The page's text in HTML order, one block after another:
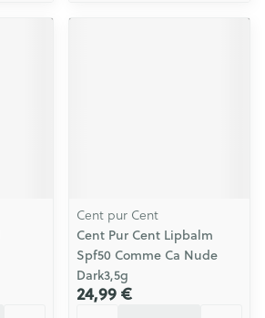
Cent pur Cent
Cent Pur Cent Lipbalm
Spf50 Comme Ca Nude
Dark3,5g
24,99 €